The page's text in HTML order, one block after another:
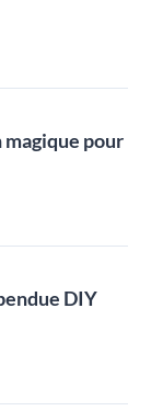
pour
DIY